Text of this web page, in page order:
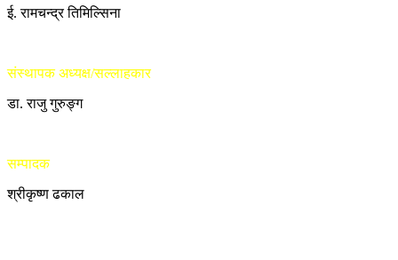
ई. रामचन्द्र तिमिल्सिना
संस्थापक अध्यक्ष/सल्लाहकार
डा. राजु गुरुङ्ग
सम्पादक
श्रीकृष्ण ढकाल